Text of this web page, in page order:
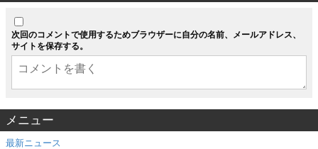
次回のコメントで使用するためブラウザーに自分の名前、メールアドレス、
サイトを保存する。
メニュー
最新ニュース